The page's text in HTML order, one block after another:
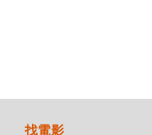
找電影